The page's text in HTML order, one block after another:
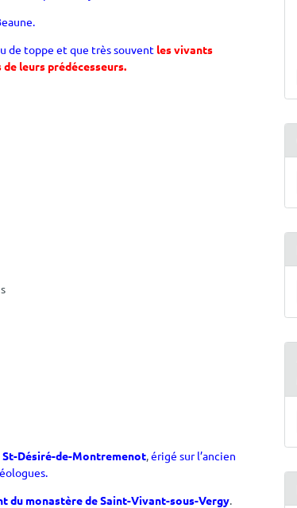
de toppe et que très souvent les vivants
leurs prédécesseurs.
St-Désiré-de-Montremenot,érigé sur l’ancien
du monastère de Saint-Vivant-sous-Vergy.